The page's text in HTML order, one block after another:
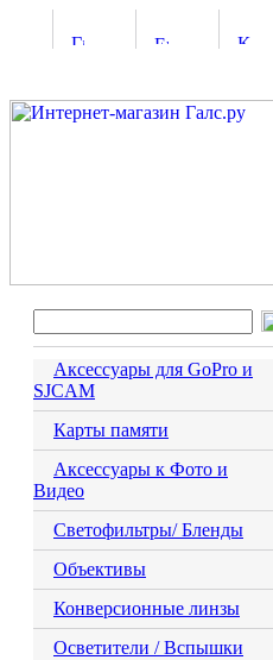
Аксессуары для GoPro и
SJCAM
Карты памяти
Аксессуары к Фото и
Видео
Светофильтры/ Бленды
Объективы
Конверсионные линзы
Осветители / Вспышки